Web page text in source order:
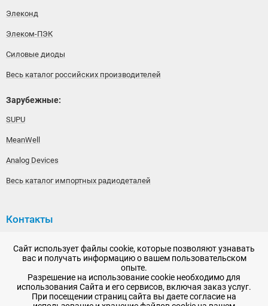
Элеконд
Элеком-ПЭК
Силовые диоды
Весь каталог российских производителей
Зарубежные:
SUPU
MeanWell
Analog Devices
Весь каталог импортных радиодеталей
Контакты
192148, г. Санкт-Петербург, Железнодорожный проспект,
дом 36
+7 (812) 565-06-52
Время работы: пн-пт, 10:00 - 18:00
Сайт использует файлы cookie, которые позволяют узнавать
вас и получать информацию о вашем пользовательском
опыте.
Разрешение на использование cookie необходимо для
использования Сайта и его сервисов, включая заказ услуг.
При посещении страниц сайта вы даете согласие на